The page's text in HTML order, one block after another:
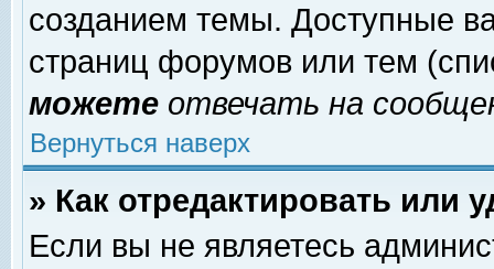
созданием темы. Доступные
страниц форумов или тем
можете отвечать на
Вернуться наверх
» Как отредактировать или
Если вы не являетесь